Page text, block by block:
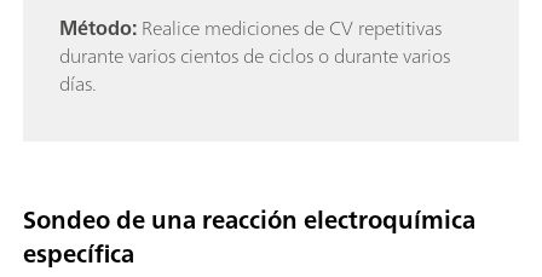
Método:Realice mediciones de CV repetitivas
durante varios cientos de ciclos o durante varios
días.
Sondeo de una reacción electroquímica
específica